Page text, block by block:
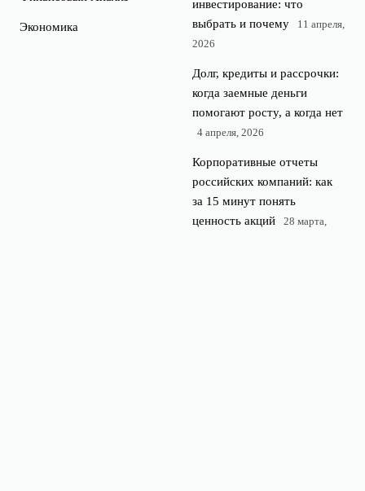
Экономика
инвестирование: что
выбрать и почему
11 апреля,
2026
Долг, кредиты и рассрочки:
когда заемные деньги
помогают росту, а когда нет
4 апреля, 2026
Корпоративные отчеты
российских компаний: как
за 15 минут понять
ценность акций
28 марта,